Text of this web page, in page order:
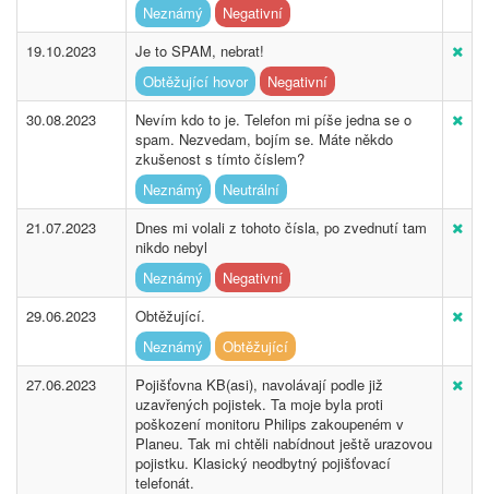
Neznámý
Negativní
19.10.2023
Je to SPAM, nebrat!
Obtěžující hovor
Negativní
30.08.2023
Nevím kdo to je. Telefon mi píše jedna se o
spam. Nezvedam, bojím se. Máte někdo
zkušenost s tímto číslem?
Neznámý
Neutrální
21.07.2023
Dnes mi volali z tohoto čísla, po zvednutí tam
nikdo nebyl
Neznámý
Negativní
29.06.2023
Obtěžující.
Neznámý
Obtěžující
27.06.2023
Pojišťovna KB(asi), navolávají podle již
uzavřených pojistek. Ta moje byla proti
poškození monitoru Philips zakoupeném v
Planeu. Tak mi chtěli nabídnout ještě urazovou
pojistku. Klasický neodbytný pojišťovací
telefonát.